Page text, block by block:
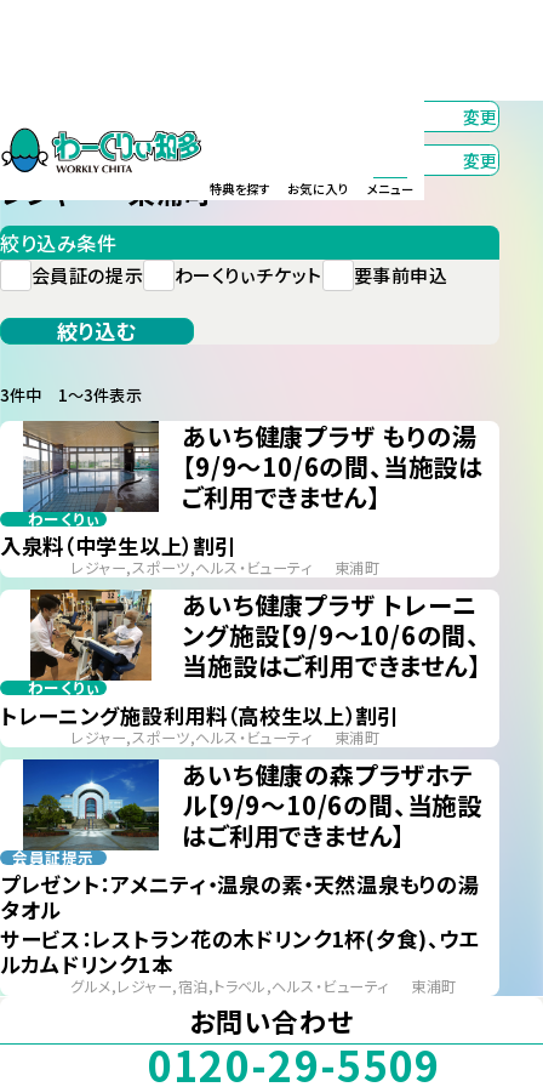
特典を探す お気に入り メニュー
変更
エリア 東浦町 変更
レジャー 東浦町
絞り込み条件
会員証の提示 わーくりぃチケット 要事前申込
絞り込む
3件中 1〜3件表示
あいち健康プラザ もりの湯
【9/9～10/6の間、当施設は
ご利用できません】
わーくりぃ
入泉料（中学生以上）割引
レジャー,スポーツ,ヘルス・ビューティ 東浦町
あいち健康プラザ トレーニ
ング施設【9/9～10/6の間、
当施設はご利用できません】
わーくりぃ
トレーニング施設利用料（高校生以上）割引
レジャー,スポーツ,ヘルス・ビューティ 東浦町
あいち健康の森プラザホテ
ル【9/9～10/6の間、当施設
はご利用できません】
会員証提示
プレゼント：アメニティ・温泉の素・天然温泉もりの湯
タオル
サービス：レストラン花の木ドリンク1杯(夕食)、ウエ
ルカムドリンク1本
グルメ,レジャー,宿泊,トラベル,ヘルス・ビューティ 東浦町
お問い合わせ
0120-29-5509